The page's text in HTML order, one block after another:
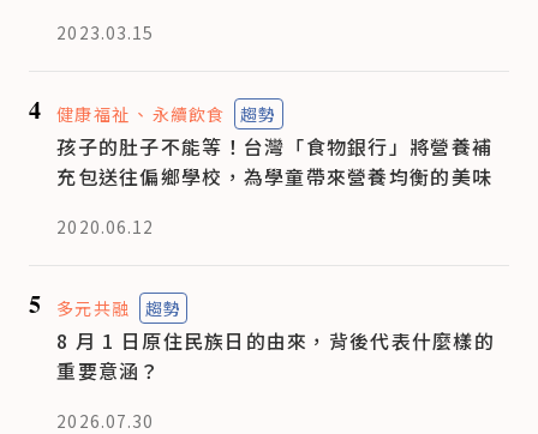
2023.03.15
4 健康福祉 永續飲食 趨勢
孩子的肚子不能等！台灣「食物銀行」將營養補
充包送往偏鄉學校，為學童帶來營養均衡的美味
2020.06.12
5 多元共融 趨勢
8 月 1 日原住民族日的由來，背後代表什麼樣的
重要意涵？
2026.07.30